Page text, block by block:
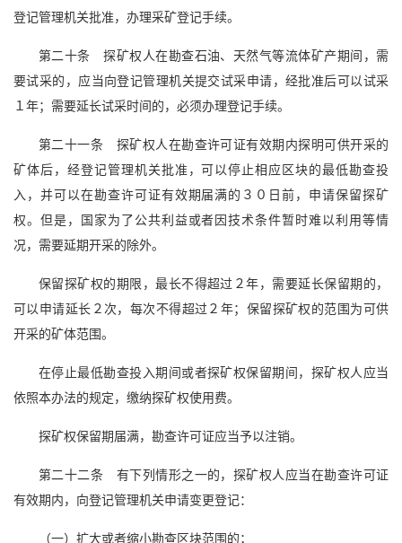
登记管理机关批准，办理采矿登记手续。
第二十条 探矿权人在勘查石油、天然气等流体矿产期间，需
要试采的，应当向登记管理机关提交试采申请，经批准后可以试采
１年；需要延长试采时间的，必须办理登记手续。
第二十一条 探矿权人在勘查许可证有效期内探明可供开采的
矿体后，经登记管理机关批准，可以停止相应区块的最低勘查投
入，并可以在勘查许可证有效期届满的３０日前，申请保留探矿
权。但是，国家为了公共利益或者因技术条件暂时难以利用等情
况，需要延期开采的除外。
保留探矿权的期限，最长不得超过２年，需要延长保留期的，
可以申请延长２次，每次不得超过２年；保留探矿权的范围为可供
开采的矿体范围。
在停止最低勘查投入期间或者探矿权保留期间，探矿权人应当
依照本办法的规定，缴纳探矿权使用费。
探矿权保留期届满，勘查许可证应当予以注销。
第二十二条 有下列情形之一的，探矿权人应当在勘查许可证
有效期内，向登记管理机关申请变更登记：
（一）扩大或者缩小勘查区块范围的；